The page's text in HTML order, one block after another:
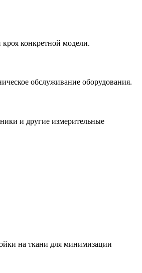
конкретной модели.
обслуживание оборудования.
и другие измерительные
на ткани для минимизации